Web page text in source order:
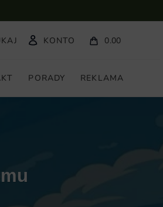
KONTO 0.00
PORADY REKLAMA